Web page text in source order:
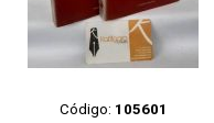
Código: 105601